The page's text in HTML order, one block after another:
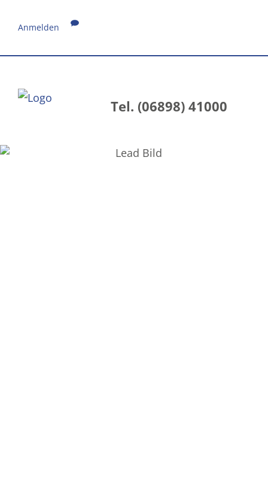
Anmelden
Tel. (06898) 41000